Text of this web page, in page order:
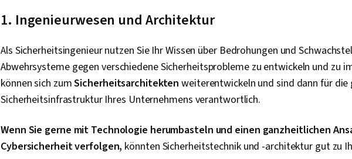
Relationale
Verwaltung,
importieren/
Grundsätze
1. Ingenieurwesen und Architektur
Als Sicherheitsingenieur nutzen Sie Ihr Wissen über Bedrohungen und
Abwehrsysteme gegen verschiedene Sicherheitsprobleme zu entwickeln und zu
können sich zumSicherheitsarchitekten weiterentwickeln und sind dann für
Sicherheitsinfrastruktur Ihres Unternehmens verantwortlich.
Wenn Sie gerne mit Technologie herumbasteln und einen ganzheitlichen
Cybersicherheit verfolgen, könnten Sicherheitstechnik und -architektur gut zu